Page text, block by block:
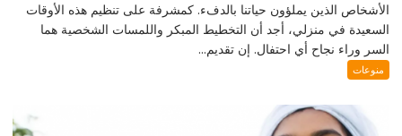
الأشخاص الذين يملؤون حياتنا بالدفء. كمشرفة على تنظيم هذه الأوقات
السعيدة في منزلي، أجد أن التخطيط المبكر واللمسات الشخصية هما
السر وراء نجاح أي احتفال. إن تقديم...
منوعات